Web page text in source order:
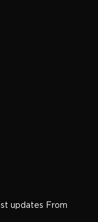
updates From